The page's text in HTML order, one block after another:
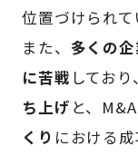
位置づけられて
また、 多くの
に苦戦 しており、
ち上げ と、
くり における成